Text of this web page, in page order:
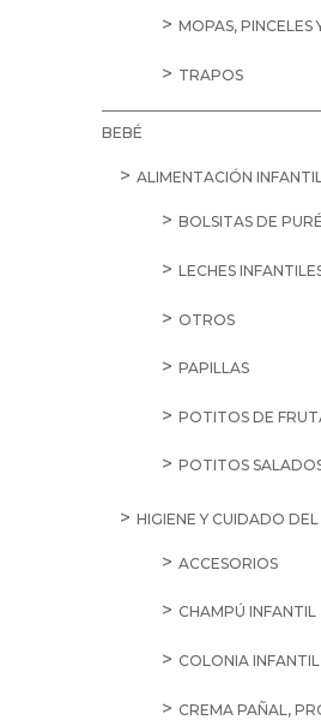
MOPAS, PINCELES
TRAPOS
BEBÉ
ALIMENTACIÓN
BOLSITAS DE PURÉ
LECHES
OTROS
PAPILLAS
POTITOS DE
POTITOS
HIGIENE Y CUIDADO
ACCESORIOS
CHAMPÚ INFANTIL
COLONIA INFANTIL
CREMA PAÑAL,